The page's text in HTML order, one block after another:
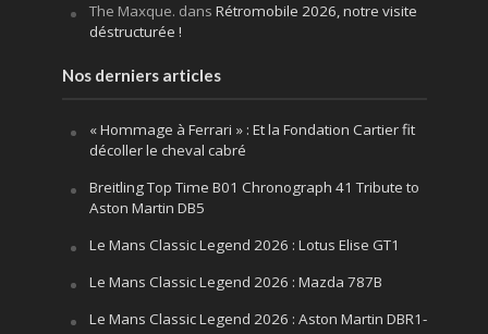
The Maxque. dans Rétromobile 2026, notre visite
déstructurée !
Nos derniers articles
« Hommage à Ferrari » : Et la Fondation Cartier fit
décoller le cheval cabré
Breitling Top Time B01 Chronograph 41 Tribute to
Aston Martin DB5
Le Mans Classic Legend 2026 : Lotus Elise GT1
Le Mans Classic Legend 2026 : Mazda 787B
Le Mans Classic Legend 2026 : Aston Martin DBR1-